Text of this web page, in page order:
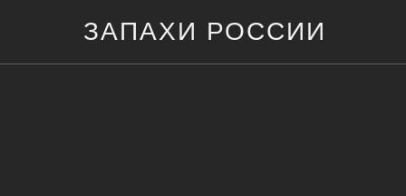
ЗАПАХИ РОССИИ